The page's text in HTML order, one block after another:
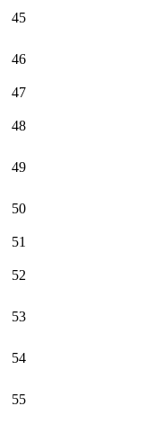
45
46
47
48
49
50
51
52
53
54
55